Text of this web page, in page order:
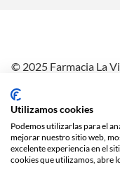
© 2025 Farmacia La
Utilizamos cookies
Podemos utilizarlas para el
mejorar nuestro sitio web,
excelente experiencia en el
cookies que utilizamos, abre